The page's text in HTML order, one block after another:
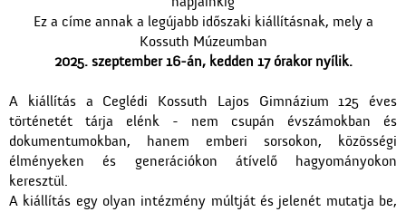
Ez a címe annak a legújabb időszaki kiállításnak, mely a
Kossuth Múzeumban
2025. szeptember 16-án, kedden 17 órakor nyílik.
A kiállítás a Ceglédi Kossuth Lajos Gimnázium 125 éves
történetét tárja elénk - nem csupán évszámokban és
dokumentumokban, hanem emberi sorsokon, közösségi
élményeken és generációkon átívelő hagyományokon
keresztül.
A kiállítás egy olyan intézmény múltját és jelenét mutatja be,